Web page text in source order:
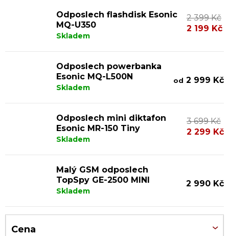
Odposlech flashdisk Esonic
MQ-U350
Skladem
2 399 Kč
2 199 Kč
Odposlech powerbanka
Esonic MQ-L500N
Skladem
od 2 999 Kč
Odposlech mini diktafon
Esonic MR-150 Tiny
Skladem
3 699 Kč
2 299 Kč
Malý GSM odposlech
TopSpy GE-2500 MINI
Skladem
2 990 Kč
Cena
i
r
u